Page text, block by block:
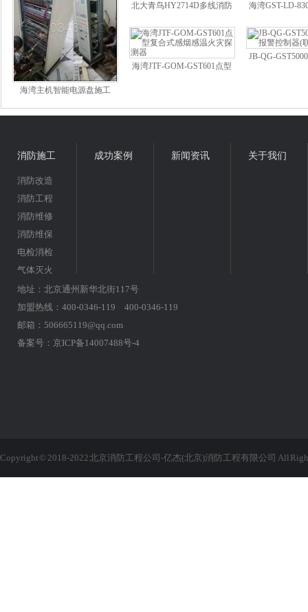
海湾主机智能电源盘施工
北大青鸟HY2714D多线消防
海湾GST-LD-
海湾JTF-GOM-GST601点型
JB-QG-
消防施工
消防改造
消防工程
消防维修
消防维保
电检消检
气体灭火
成功案例 新闻资讯 关于我们
地址：北京通州新华北街117号
加盟热线：400-0346-119 400-0346-119
邮箱：506665119@qq.com
备案号： 京ICP备14007488号-4
Copyright © 2018-2022 北京消防工程公司-亿杰(北京)消防工程有限公司 All